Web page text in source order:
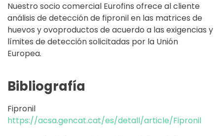
Nuestro socio comercial Eurofins ofrece al cliente
análisis de detección de fipronil en las matrices de
huevos y ovoproductos de acuerdo a las exigencias y
límites de detección solicitadas por la Unión
Europea.
Bibliografía
Fipronil
https://acsa.gencat.cat/es/detall/article/Fipronil